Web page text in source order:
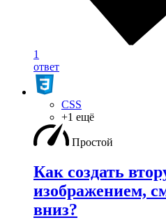
1
ответ
CSS
+1 ещё
Простой
Как создать
изображением,
вниз?